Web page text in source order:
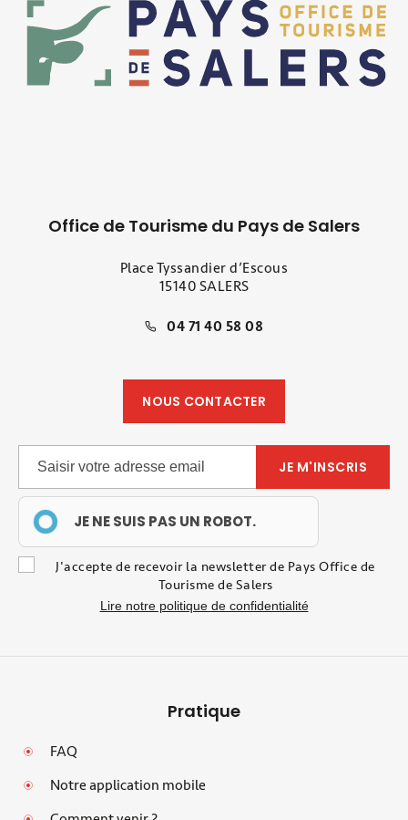
Office de Tourisme du Pays de Salers
Place Tyssandier d’Escous
15140 SALERS
04 71 40 58 08
NOUS CONTACTER
JE NE SUIS PAS UN ROBOT.
J'accepte de recevoir la newsletter de Pays Office de
Tourisme de Salers
Lire notre politique de confidentialité
Pratique
FAQ
Notre application mobile